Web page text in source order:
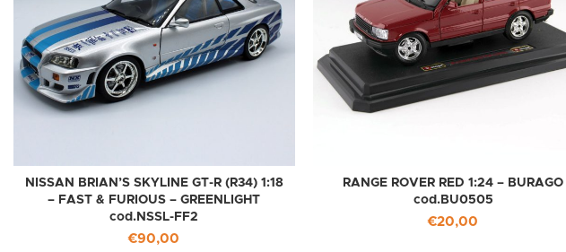
NISSAN BRIAN’S SKYLINE GT-R (R34) 1:18
– FAST & FURIOUS – GREENLIGHT
cod.NSSL-FF2
€90,00
RANGE ROVER RED 1:24 – BURAGO
cod.BU0505
€20,00